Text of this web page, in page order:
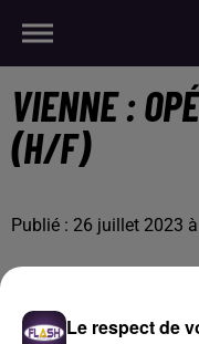
VIENNE :
(H/F)
Publié : 26 juillet 2023
Le respect de